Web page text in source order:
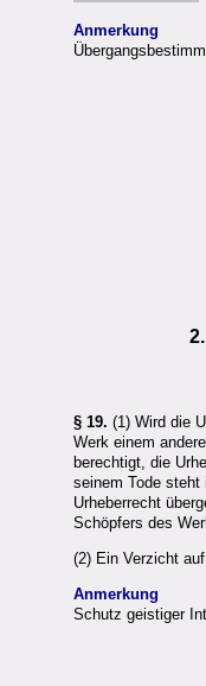
Anmerkung
§ 19. (1) Wird die
Werk einem
berechtigt, die
seinem Tode
Urheberrecht
Schöpfers des
(2) Ein Verzicht
Anmerkung
Schutz geistiger